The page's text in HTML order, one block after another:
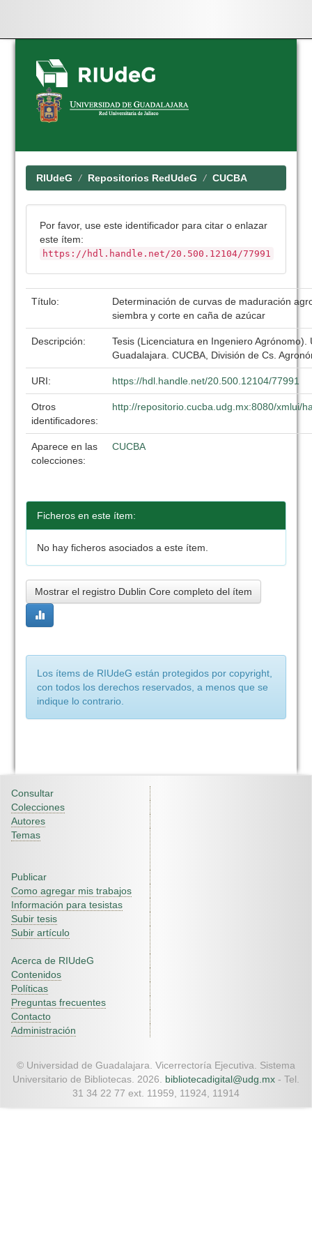
Skip
navigation
RIUdeG Repositorios RedUdeG CUCBA
Por favor, use este identificador para citar o enlazar
este ítem:
https://hdl.handle.net/20.500.12104/77991
Título:
Determinación de curvas de maduración
siembra y corte en caña de azúcar
Descripción:
Tesis (Licenciatura en Ingeniero Agrónomo).
Guadalajara. CUCBA, División de Cs.
URI: https://hdl.handle.net/20.500.12104/77991
Otros
identificadores:
http://repositorio.cucba.udg.mx:8080/xmlui/
Aparece en las
colecciones:
CUCBA
Ficheros en este ítem:
No hay ficheros asociados a este ítem.
Mostrar el registro Dublin Core completo del ítem
Los ítems de RIUdeG están protegidos por copyright,
con todos los derechos reservados, a menos que se
indique lo contrario.
Consultar
Colecciones
Autores
Temas
Publicar
Como agregar mis trabajos
Información para tesistas
Subir tesis
Subir artículo
Acerca de RIUdeG
Contenidos
Políticas
Preguntas frecuentes
Contacto
Administración
© Universidad de Guadalajara. Vicerrectoría Ejecutiva. Sistema
Universitario de Bibliotecas. 2026. bibliotecadigital@udg.mx - Tel.
31 34 22 77 ext. 11959, 11924, 11914